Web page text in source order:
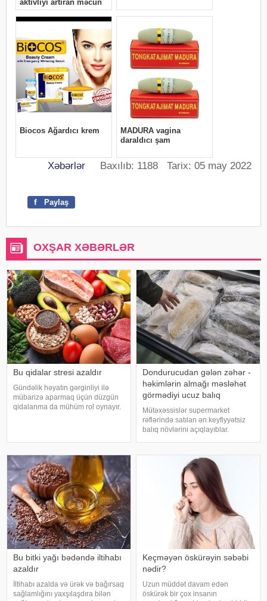
Xəbərlər Baxılıb: 1188 Tarix: 05 may 2022
f Paylaş
OXŞAR XƏBƏRLƏR
Bu qidalar stresi azaldır
Gündəlik həyatın gərginliyi ilə
mübarizə aparmaq üçün düzgün
qidalanma da mühüm rol oynayır.
bilər
Dondurucudan gələn zəhər -
həkimlərin almağı məsləhət
görmədiyi ucuz balıq
Mütəxəssislər supermarket
rəflərində satılan ən keyfiyyətsiz
balıq növlərini açıqlayıblar.
görünür. xarici mediaya istinadən
xəbər verir ki, supermarketlərdək
Bu bitki yağı bədəndə iltihabı
azaldır
İltihabı azalda və ürək və bağırsaq
sağlamlığını yaxşılaşdıra bilən
Keçməyən öskürəyin səbəbi
nədir?
Uzun müddət davam edən
öskürək bir çox insanın